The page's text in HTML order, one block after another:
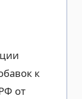
к
от